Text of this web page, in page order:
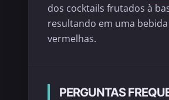
dos cocktails frutados à
resultando em uma
vermelhas.
PERGUNTAS